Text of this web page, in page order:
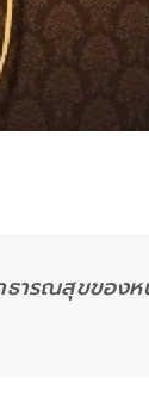
ธารณสุขของ